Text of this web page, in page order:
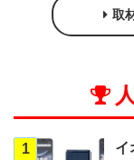
取
1
イ